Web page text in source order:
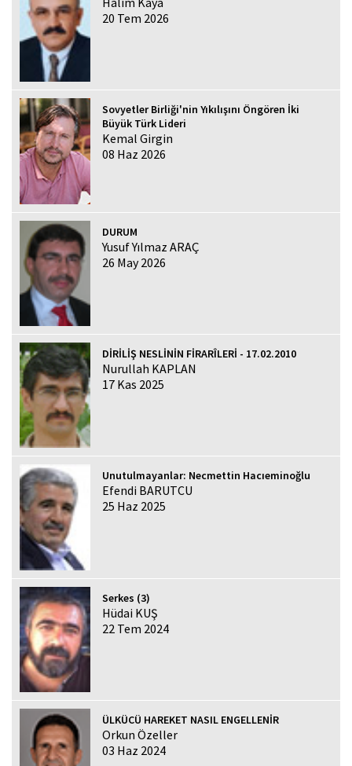
20 Tem 2026
Sovyetler Birliği'nin Yıkılışını Öngören İki
Büyük Türk Lideri
Kemal Girgin
08 Haz 2026
DURUM
Yusuf Yılmaz ARAÇ
26 May 2026
DİRİLİŞ NESLİNİN FİRARÎLERİ - 17.02.2010
Nurullah KAPLAN
17 Kas 2025
Unutulmayanlar: Necmettin Hacıeminoğlu
Efendi BARUTCU
25 Haz 2025
Serkes (3)
Hüdai KUŞ
22 Tem 2024
ÜLKÜCÜ HAREKET NASIL ENGELLENİR
Orkun Özeller
03 Haz 2024